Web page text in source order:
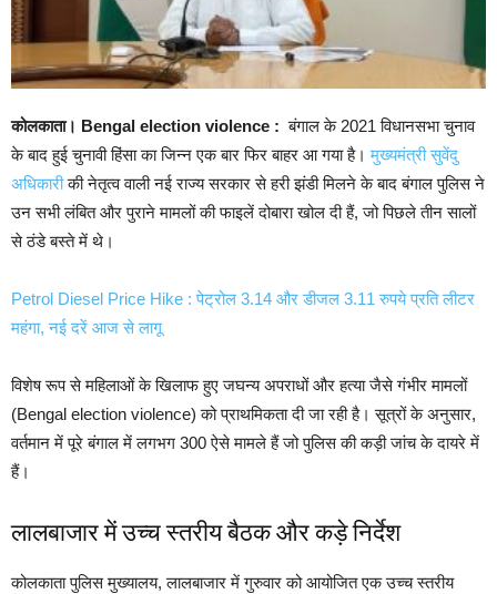
कोलकाता। Bengal election violence : बंगाल के 2021 विधानसभा चुनाव
के बाद हुई चुनावी हिंसा का जिन्न एक बार फिर बाहर आ गया है।मुख्यमंत्री सुवेंदु
अधिकारीकी नेतृत्व वाली नई राज्य सरकार से हरी झंडी मिलने के बाद बंगाल पुलिस ने
उन सभी लंबित और पुराने मामलों की फाइलें दोबारा खोल दी हैं, जो पिछले तीन सालों
से ठंडे बस्ते में थे।
Petrol Diesel Price Hike : पेट्रोल 3.14 और डीजल 3.11 रुपये प्रति लीटर
महंगा, नई दरें आज से लागू
विशेष रूप से महिलाओं के खिलाफ हुए जघन्य अपराधों और हत्या जैसे गंभीर मामलों
(Bengal election violence) को प्राथमिकता दी जा रही है। सूत्रों के अनुसार,
वर्तमान में पूरे बंगाल में लगभग 300 ऐसे मामले हैं जो पुलिस की कड़ी जांच के दायरे में
हैं।
लालबाजार में उच्च स्तरीय बैठक और कड़े निर्देश
कोलकाता पुलिस मुख्यालय, लालबाजार में गुरुवार को आयोजित एक उच्च स्तरीय